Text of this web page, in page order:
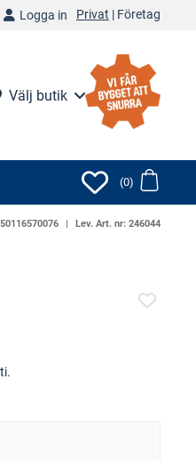
Logga in Privat | Företag
Välj butik
(0)
Lev. Art. nr: 246044